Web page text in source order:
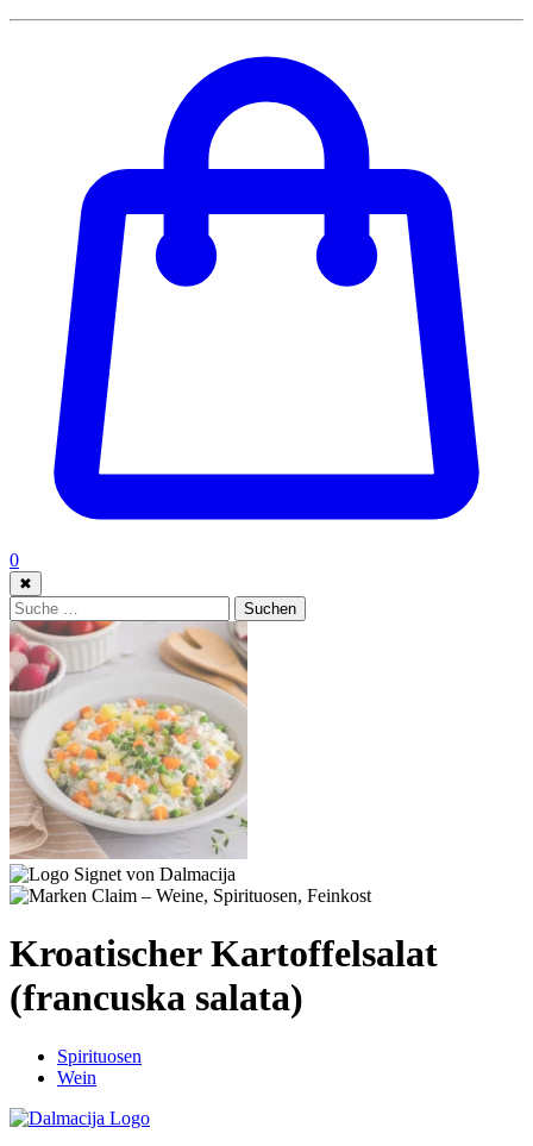
0
✖
Suche: Suchen
Kroatischer Kartoffelsalat
(francuska salata)
Spirituosen
Wein